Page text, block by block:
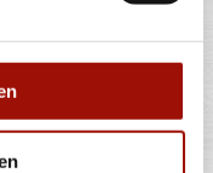
Champignons,